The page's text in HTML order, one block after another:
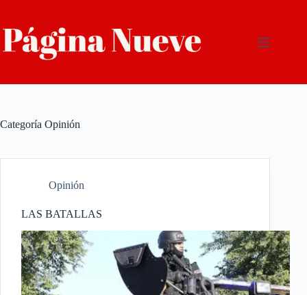
contenido
Categoría Opinión
Opinión
LAS BATALLAS